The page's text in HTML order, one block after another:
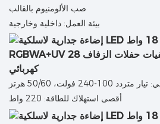
صب الألومنيوم بالقالب
بيئة العمل: داخلية وخارجية
كهربائي
100-240 فولت، 50/60 هرتز
أقصى استهلاك للطاقة: 220 واط